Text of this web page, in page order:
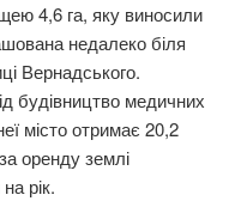
4,6 га, яку виносили
недалеко біля
Вернадського.
будівництво медичних
місто отримає 20,2
оренду землі
рік.